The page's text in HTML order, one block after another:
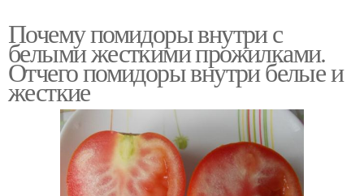
Почему помидоры внутри с
белыми жесткими прожилками.
Отчего помидоры внутри белые и
жесткие